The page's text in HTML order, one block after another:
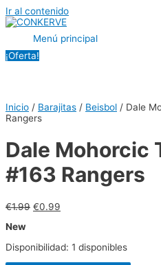
Ir al contenido
Menú principal
¡Oferta!
Inicio / Barajitas / Beisbol / Dale
Rangers
Dale Mohorcic
#163 Rangers
€1.99 €0.99
New
Disponibilidad: 1 disponibles